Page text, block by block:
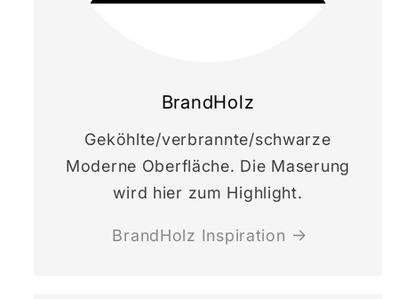
BrandHolz
Geköhlte/verbrannte/schwarze
Moderne Oberfläche. Die Maserung
wird hier zum Highlight.
BrandHolz Inspiration